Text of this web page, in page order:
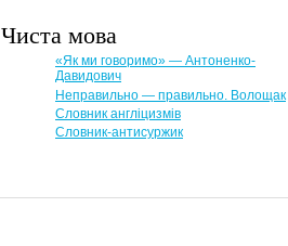
Чиста мова
«Як ми говоримо» — Антоненко-
Давидович
Неправильно — правильно. Волощак
Словник англіцизмів
Словник-антисуржик